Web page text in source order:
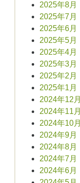
2025年8月
2025年7月
2025年6月
2025年5月
2025年4月
2025年3月
2025年2月
2025年1月
2024年12月
2024年11月
2024年10月
2024年9月
2024年8月
2024年7月
2024年6月